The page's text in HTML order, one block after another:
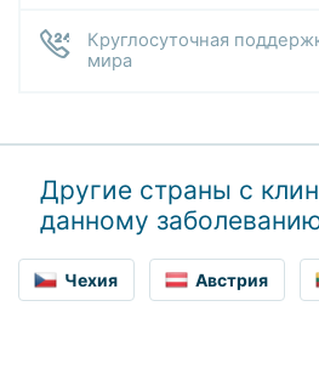
Круглосуточная
мира
Другие страны с
данному
Чехия Австрия